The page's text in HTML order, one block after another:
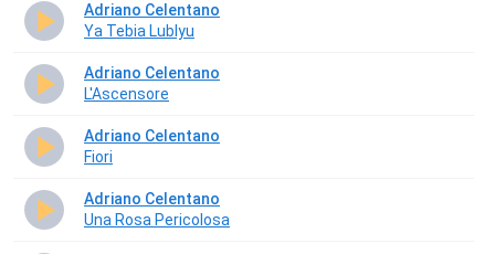
Adriano Celentano
Ya Tebia Lublyu
Adriano Celentano
L'Ascensore
Adriano Celentano
Fiori
Adriano Celentano
Una Rosa Pericolosa